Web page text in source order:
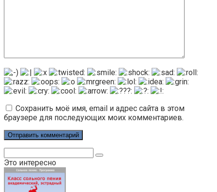
Сохранить моё имя, email и адрес сайта в этом
браузере для последующих моих комментариев.
Это интересно